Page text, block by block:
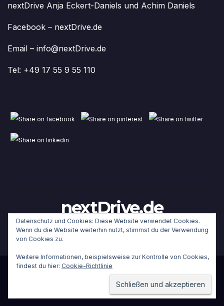
nextDrive Anja Eckert-Daniels und Achim Daniels
Facebook – nextDrive.de
Email – info@nextDrive.de
Tel: +49 17 55 9 55 110
nextDrive.de
Stolz präsentiert von WordPress|Theme:Newsupvon
Themeansar
Datenschutz und Cookies: Diese Website verwendet Cookies.
Wenn du die Website weiterhin nutzt, stimmst du der Verwendung
von Cookies zu.
Weitere Informationen, beispielsweise zur Kontrolle von Cookies,
findest du hier: Cookie-Richtlinie